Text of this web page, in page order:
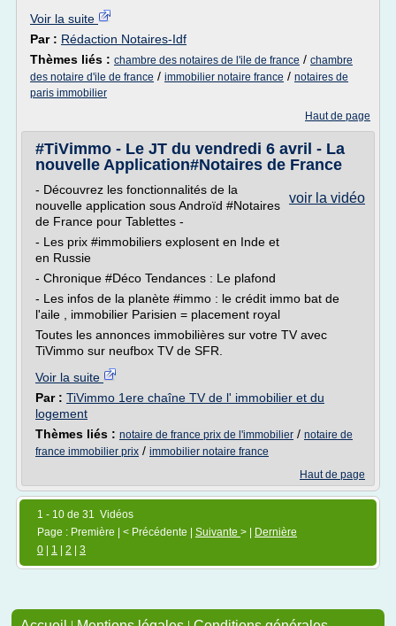
Voir la suite
Par : Rédaction Notaires-Idf
Thèmes liés : chambre des notaires de l'ile de france / chambre
des notaire d'ile de france / immobilier notaire france / notaires de
paris immobilier
Haut de page
#TiVimmo - Le JT du vendredi 6 avril - La
nouvelle Application#Notaires de France
voir la vidéo
- Découvrez les fonctionnalités de la
nouvelle application sous Androïd #Notaires
de France pour Tablettes -
- Les prix #immobiliers explosent en Inde et
en Russie
- Chronique #Déco Tendances : Le plafond
- Les infos de la planète #immo : le crédit immo bat de
l'aile , immobilier Parisien = placement royal
Toutes les annonces immobilières sur votre TV avec
TiVimmo sur neufbox TV de SFR.
Voir la suite
Par : TiVimmo 1ere chaîne TV de l' immobilier et du
logement
Thèmes liés : notaire de france prix de l'immobilier / notaire de
france immobilier prix / immobilier notaire france
Haut de page
1 - 10 de 31 Vidéos
Page : Première | < Précédente | Suivante > |
Dernière
0
1 2 3